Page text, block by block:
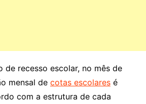
de recesso escolar, no mês de
mensal de cotas escolaresé
com a estrutura de cada